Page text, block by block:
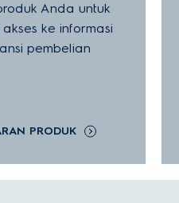
Anda untuk
ke informasi
pembelian
PRODUK